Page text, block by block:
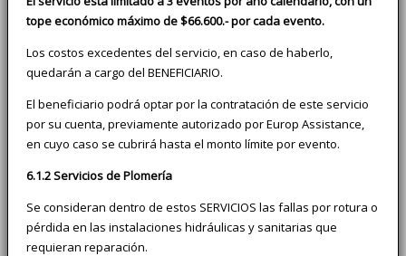
tope económico máximo de $66.600.- por cada evento.
Los costos excedentes del servicio, en caso de haberlo,
quedarán a cargo del BENEFICIARIO.
El beneficiario podrá optar por la contratación de este servicio
por su cuenta, previamente autorizado por Europ Assistance,
en cuyo caso se cubrirá hasta el monto límite por evento.
6.1.2 Servicios de Plomería
Se consideran dentro de estos SERVICIOS las fallas por rotura o
pérdida en las instalaciones hidráulicas y sanitarias que
requieran reparación.